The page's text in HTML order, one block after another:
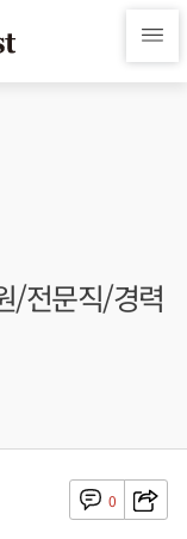
/전문직/경력
0